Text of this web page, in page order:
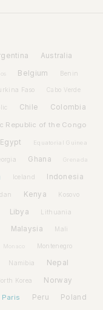
Australia
Belgium Benin
Faso Cabo Verde
Chile Colombia
Republic of the Congo
Egypt Equatorial Guinea
Ghana Grenada
Iceland Indonesia
Kenya Kosovo
Libya Lithuania
Malaysia Mali
Monaco Montenegro
Namibia Nepal
Korea Norway
Paris Peru Poland